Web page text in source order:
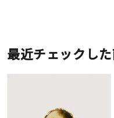
最近チェックし